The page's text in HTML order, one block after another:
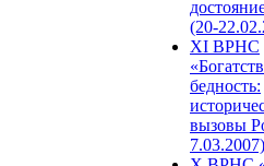
(20-
XI ВРНС
бедность:
вызовы
7.03.2007)